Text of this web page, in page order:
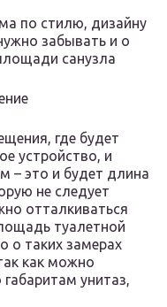
по стилю, дизайну
забывать и о
санузла
где будет
устройство, и
– это и будет длина
не следует
отталкиваться
туалетной
о таких замерах
как можно
унитаз,